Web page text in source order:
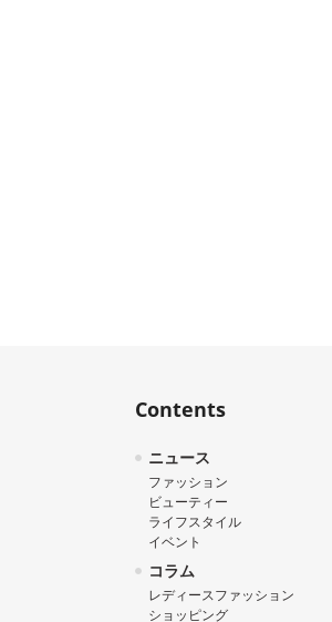
Contents
ニュース
ファッション
ビューティー
ライフスタイル
イベント
コラム
レディースファッション
ショッピング